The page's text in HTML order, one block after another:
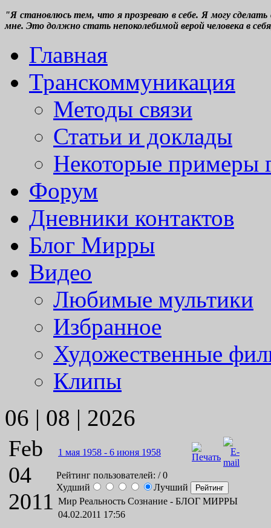
"Я становлюсь тем, что я прозреваю в себе. Я могу
мне. Это должно стать непоколебимой верой человека в
Главная
Транскоммуникация
Методы связи
Статьи и доклады
Некоторые примеры
Форум
Дневники контактов
Блог Мирры
Видео
Любимые мультики
Избранное
Художественные
Клипы
06 | 08 | 2026
Feb
04
2011
1 мая 1958 - 6 июня 1958
Рейтинг пользователей: / 0
Худший
Лучший
Мир Реальность Сознание - БЛОГ МИРРЫ
04.02.2011 17:56